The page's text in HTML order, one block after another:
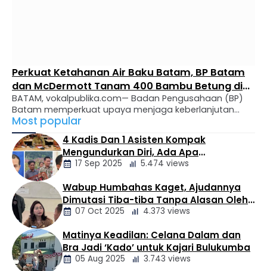
Perkuat Ketahanan Air Baku Batam, BP Batam
dan McDermott Tanam 400 Bambu Betung di
Bendungan Sei Nongsa
BATAM, vokalpublika.com— Badan Pengusahaan (BP)
Batam memperkuat upaya menjaga keberlanjutan
sumber air baku melalui penghijauan di kawasan
Daerah Tangkapan Air (DTA) Bendungan Sei Nongsa.
Bersama PT McDermott Indonesia dan sejumlah pihak,
BP Batam menanam 400 bibit Bambu Betung dalam
program Corporate Social Responsibility (CSR), Jumat
(7/8/2026). Kegiatan bertajuk “Preserving Our Water
With Bamboo Planting: A …
Most popular
Berita
Daerah
4 Kadis Dan 1 Asisten Kompak
Mengundurkan Diri, Ada Apa
Pemerintahan Oloan
17 Sep 2025 5.474 views
Berita
Daerah
Wabup Humbahas Kaget, Ajudannya
Dimutasi Tiba-tiba Tanpa Alasan Oleh
Bupati
07 Oct 2025 4.373 views
Matinya Keadilan: Celana Dalam dan
Bra Jadi ‘Kado’ untuk Kajari Bulukumba
05 Aug 2025 3.743 views